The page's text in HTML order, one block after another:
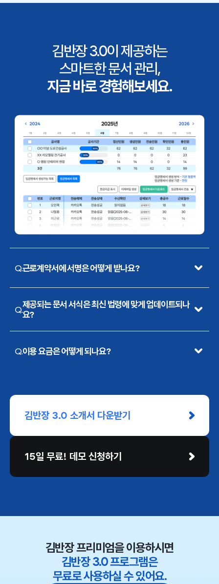
김반장 3.0이 제공하는
스마트한 문서 관리,
지금 바로 경험해보세요.
Q.근로계약서에 서명은 어떻게 받나요?
로자가 카카오톡에서 계약서 내용을 확인하고 직접 서명
할 수 있어, 비대면으로도 완벽한 계약 절차를 완료할 수
Q.제공되는 문서 서식은 최신 법령에 맞게 업데이트되나
요?
요. 공인노무와 10,000+ 고객사의 피드백을 반영하여 서
식을 가장 빠르고 정확하게 업데이트하고 있습니다.
Q.이용 요금은 어떻게 되나요?
합리적인 맞춤 견적을 빠르게 전달해 드립니다.
김반장 3.0 소개서 다운받기
15일 무료! 데모 신청하기
김반장 프리미엄을 이용하시면
김반장 3.0 프로그램은
무료로 사용하실 수 있어요.